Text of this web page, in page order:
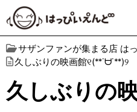
サザンファンが集まる店 は
久しぶりの映画館୧(ᕯ˙ᗨ˙ᕯ)୨
久しぶりの